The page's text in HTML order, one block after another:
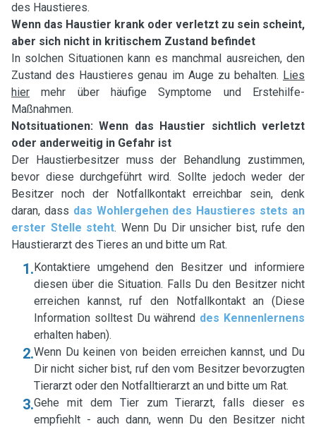
des Haustieres.
Wenn das Haustier krank oder verletzt zu sein scheint,
aber sich nicht in kritischem Zustand befindet
In solchen Situationen kann es manchmal ausreichen, den
Zustand des Haustieres genau im Auge zu behalten. Lies
hier mehr über häufige Symptome und Erstehilfe-
Maßnahmen.
Notsituationen: Wenn das Haustier sichtlich verletzt
oder anderweitig in Gefahr ist
Der Haustierbesitzer muss der Behandlung zustimmen,
bevor diese durchgeführt wird. Sollte jedoch weder der
Besitzer noch der Notfallkontakt erreichbar sein, denk
daran, dass das Wohlergehen des Haustieres stets an
erster Stelle steht. Wenn Du Dir unsicher bist, rufe den
Haustierarzt des Tieres an und bitte um Rat.
1.Kontaktiere umgehend den Besitzer und informiere
diesen über die Situation. Falls Du den Besitzer nicht
erreichen kannst, ruf den Notfallkontakt an (Diese
Information solltest Du während des Kennenlernens
erhalten haben).
2.Wenn Du keinen von beiden erreichen kannst, und Du
Dir nicht sicher bist, ruf den vom Besitzer bevorzugten
Tierarzt oder den Notfalltierarzt an und bitte um Rat.
3.Gehe mit dem Tier zum Tierarzt, falls dieser es
empfiehlt - auch dann, wenn Du den Besitzer nicht